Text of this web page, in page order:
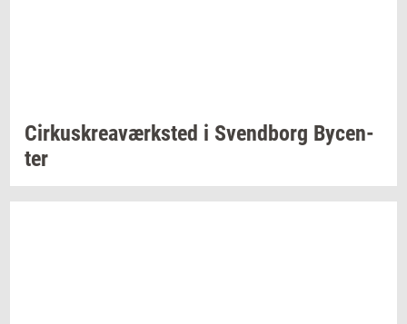
Cir­kuskrea­værk­sted i Svend­borg By­cen­
ter